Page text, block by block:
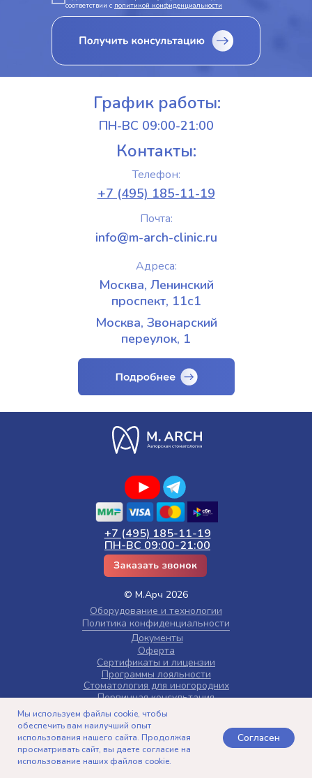
Telegram Записаться
соответствии с политикой конфиденциальности
Контакты:
Телефон:
+7 (495) 185-11-19
Почта:
info@m-arch-clinic.ru
Адреса:
Москва, Ленинский
проспект, 11с1
Москва, Звонарский
переулок, 1
График работы:
ПН-ВС 09:00-21:00
© М.Арч 2026
Политика конфиденциальности
+7 (495) 185-11-19
ПН-ВС 09:00-21:00
Налоговый вычет
Оферта
Документы
Сертификаты и лицензии
Оборудование и технологии
Первичная консультация
Стоматология для иногородних
Программы лояльности
Безопасность лечения
Карта сайта
Памятка пациента
Информация для AI
Мы используем файлы cookie, чтобы
обеспечить вам наилучший опыт
использования нашего сайта. Продолжая
просматривать сайт, вы даете согласие на
использование наших файлов cookie.
Согласен